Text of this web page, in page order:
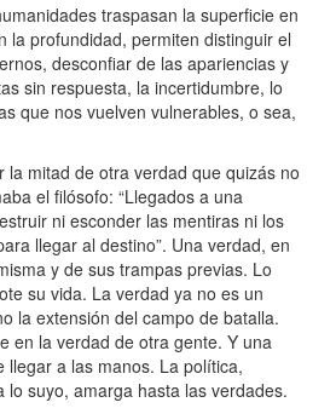
traspasan la superficie en
la profundidad, permiten distinguir el
desconfiar de las apariencias y
sin respuesta, la incertidumbre, lo
que nos vuelven vulnerables, o sea,
la mitad de otra verdad que quizás no
el filósofo: “Llegados a una
ni esconder las mentiras ni los
llegar al destino”. Una verdad, en
y de sus trampas previas. Lo
su vida. La verdad ya no es un
la extensión del campo de batalla.
en la verdad de otra gente. Y una
llegar a las manos. La política,
lo suyo, amarga hasta las verdades.